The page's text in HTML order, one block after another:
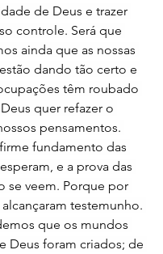
de Deus e trazer
controle. Será que
ainda que as nossas
dando tão certo e
têm roubado
quer refazer o
pensamentos.
fundamento das
e a prova das
se veem. Porque por
testemunho.
que os mundos
Deus foram criados; de